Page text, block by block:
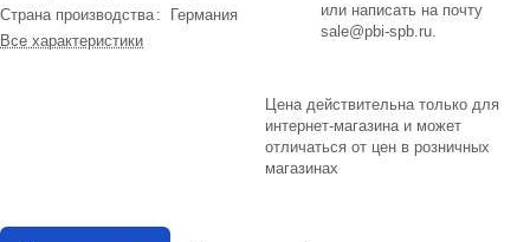
Страна производства :
Германия
Все характеристики
или написать на почту
sale@pbi-spb.ru.
Цена действительна только для
интернет-магазина и может
отличаться от цен в розничных
магазинах